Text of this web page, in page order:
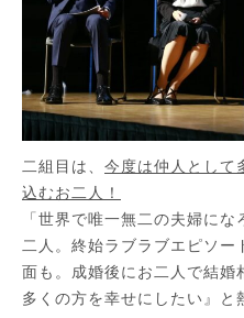
二組目は、 今度は仲人として
込むお二人！
「世界で唯一無二の夫婦に
二人。終始ラブラブエピソ
面も。成婚後にお二人で結婚
多くの方を幸せにしたい』と